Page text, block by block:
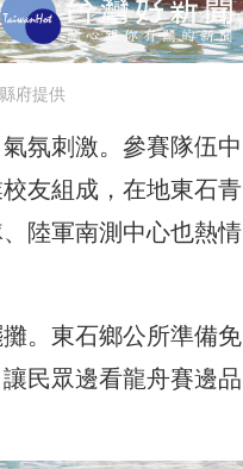
府提供
氛刺激。參賽隊伍中
友組成，在地東石青
陸軍南測中心也熱情
。東石鄉公所準備免
民眾邊看龍舟賽邊品